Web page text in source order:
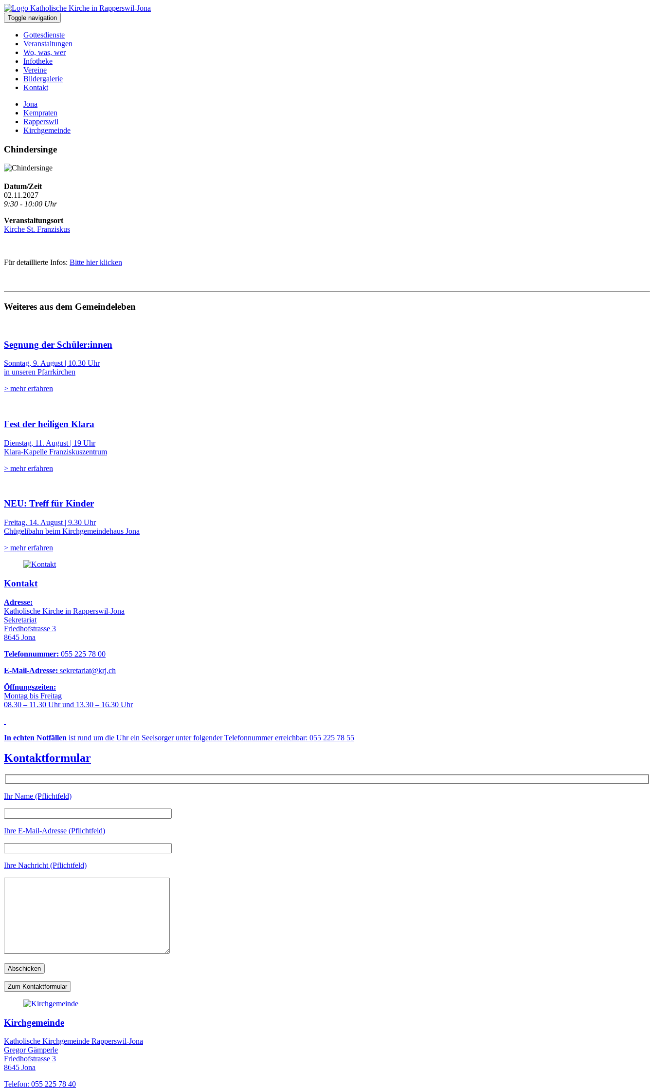
Toggle navigation
Gottesdienste
Veranstaltungen
Wo, was, wer
Infotheke
Vereine
Bildergalerie
Kontakt
Jona
Kempraten
Rapperswil
Kirchgemeinde
Chindersinge
Datum/Zeit
02.11.2027
9:30 - 10:00 Uhr
Veranstaltungsort
Kirche St. Franziskus
Für detaillierte Infos: Bitte hier klicken
Weiteres aus dem Gemeindeleben
Segnung der Schüler:innen
Sonntag, 9. August | 10.30 Uhr
in unseren Pfarrkirchen
> mehr erfahren
Fest der heiligen Klara
Dienstag, 11. August | 19 Uhr
Klara-Kapelle Franziskuszentrum
> mehr erfahren
NEU: Treff für Kinder
Freitag, 14. August | 9.30 Uhr
Chügelibahn beim Kirchgemeindehaus Jona
> mehr erfahren
Kontakt
Adresse:
Katholische Kirche in Rapperswil-Jona
Sekretariat
Friedhofstrasse 3
8645 Jona
Telefonnummer: 055 225 78 00
E-Mail-Adresse: sekretariat@krj.ch
Öffnungszeiten:
Montag bis Freitag
08.30 – 11.30 Uhr und 13.30 – 16.30 Uhr
In echten Notfällen ist rund um die Uhr ein Seelsorger unter folgender Telefonnummer erreichbar: 055 225 78 55
Kontaktformular
Ihr Name (Pflichtfeld)
Ihre E-Mail-Adresse (Pflichtfeld)
Ihre Nachricht (Pflichtfeld)
Zum Kontaktformular
Kirchgemeinde
Katholische Kirchgemeinde Rapperswil-Jona
Gregor Gämperle
Friedhofstrasse 3
8645 Jona
Telefon: 055 225 78 40